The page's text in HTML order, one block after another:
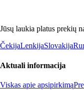
Jūsų laukia platus prekių
ČekijaLenkijaSlovakija
Aktuali informacija
Viskas apie apsipirkimą